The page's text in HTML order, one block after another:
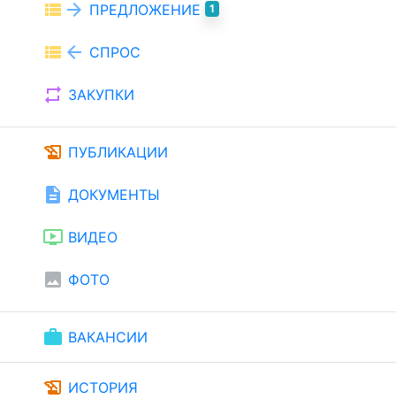
view_list arrow_forward ПРЕДЛОЖЕНИЕ 1
view_list arrow_back СПРОС
repeat ЗАКУПКИ
history_edu ПУБЛИКАЦИИ
description ДОКУМЕНТЫ
ondemand_video ВИДЕО
image ФОТО
work ВАКАНСИИ
history_edu ИСТОРИЯ